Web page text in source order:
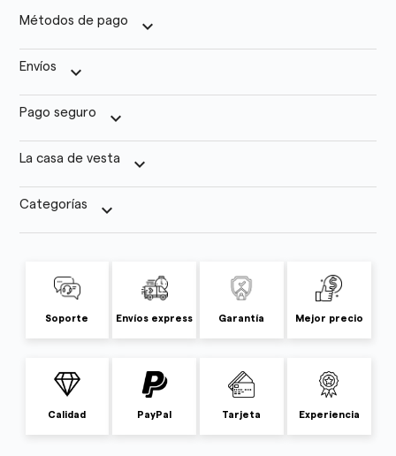
Métodos de pago keyboard_arrow_down
Envíos keyboard_arrow_down
Pago seguro keyboard_arrow_down
La casa de vesta keyboard_arrow_down
Categorías keyboard_arrow_down
Soporte Envíos express Garantía Mejor precio
Calidad PayPal Tarjeta Experiencia